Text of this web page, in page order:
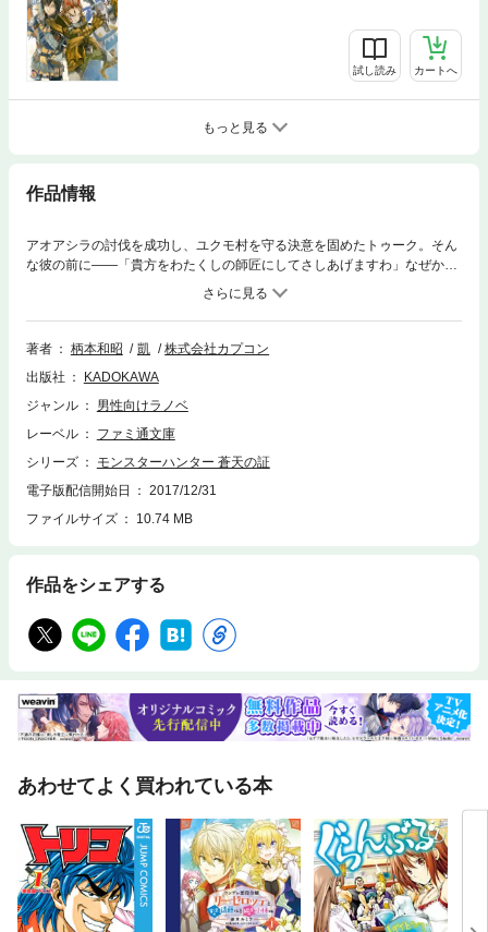
試し読み カートへ
もっと見る
作品情報
アオアシラの討伐を成功し、ユクモ村を守る決意を固めたトゥーク。そん
な彼の前に――「貴方をわたくしの師匠にしてさしあげますわ」なぜか上
から目線の弓使い・ククルナが現れた。思いつめた表情でチーム・ラング
ロガールズから一方的に除名されたと語る少女。腕を磨きたいと訴えるそ
の様子に胸を打たれたトゥークは弟子として迎え入れるのだが、狩猟中の
彼女の行動には明らかな違和感があって……。超絶ゲームのノベライズ、
著者 柄本和昭 凱
株式会社カプコン
出版社
KADOKAWA
ジャンル
男性向けラノベ
レーベル
ファミ通文庫
シリーズ
モンスターハンター 蒼天の証
電子版配信開始日
2017/12/31
ファイルサイズ
10.74 MB
作品をシェアする
あわせてよく買われている本